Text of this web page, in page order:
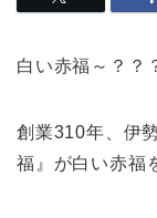
白い赤福～？？
創業310年、伊
福』が白い赤福